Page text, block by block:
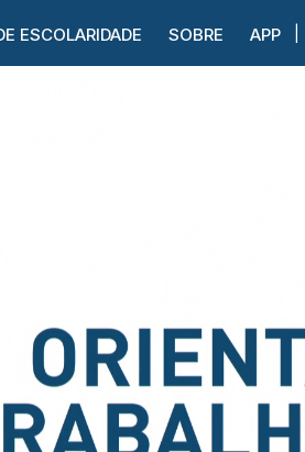
ESCOLARIDADE SOBRE APP